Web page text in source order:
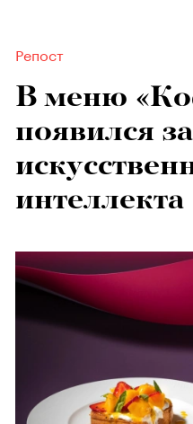
Репост
В меню
появился
интеллекта